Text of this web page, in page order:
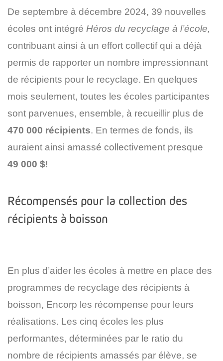
De septembre à décembre 2024, 39 nouvelles
écoles ont intégré Héros du recyclage à l’école,
contribuant ainsi à un effort collectif qui a déjà
permis de rapporter un nombre impressionnant
de récipients pour le recyclage. En quelques
mois seulement, toutes les écoles participantes
sont parvenues, ensemble, à recueillir plus de
470 000 récipients. En termes de fonds, ils
auraient ainsi amassé collectivement presque
49 000 $!
Récompensés pour la collection des
récipients à boisson
En plus d’aider les écoles à mettre en place des
programmes de recyclage des récipients à
boisson, Encorp les récompense pour leurs
réalisations. Les cinq écoles les plus
performantes, déterminées par le ratio du
nombre de récipients amassés par élève, se